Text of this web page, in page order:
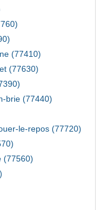
(77410)
(77630)
brie (77440)
le-repos (77720)
(77560)